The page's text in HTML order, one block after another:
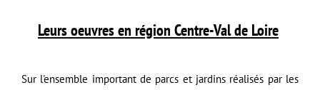
Leurs oeuvres en région Centre-Val de Loire
Sur l'ensemble important de parcs et jardins réalisés par les